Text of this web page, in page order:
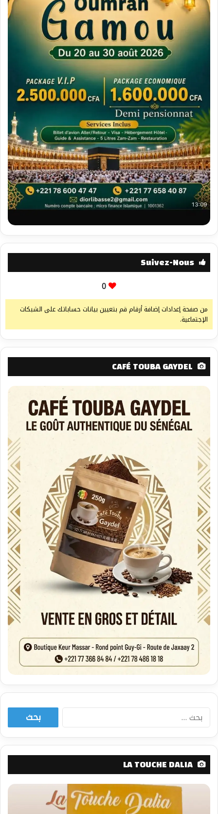
Suivez-Nous
0
من صفحة إعدادات إضافة أرقام قم بتعيين بيانات حساباتك على الشبكات
الإجتماعية.
CAFÉ TOUBA GAYDEL
البحث
LA TOUCHE DALIA